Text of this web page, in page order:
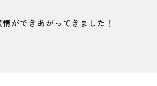
ができあがってきました！